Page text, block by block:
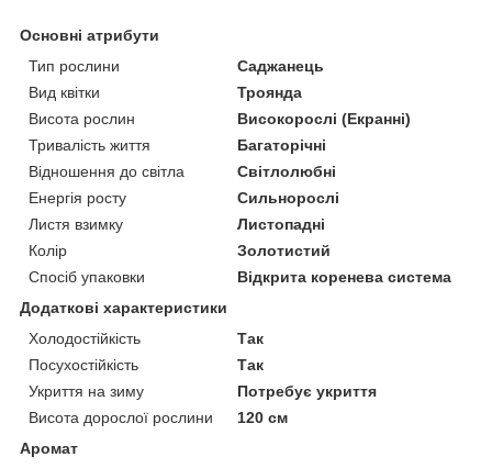
Основні атрибути
Тип рослини
Саджанець
Вид квітки
Троянда
Висота рослин
Високорослі (Екранні)
Тривалість життя
Багаторічні
Відношення до світла
Світлолюбні
Енергія росту
Сильнорослі
Листя взимку
Листопадні
Колір
Золотистий
Спосіб упаковки
Відкрита коренева система
Додаткові характеристики
Холодостійкість
Так
Посухостійкість
Так
Укриття на зиму
Потребує укриття
Висота дорослої рослини
120 см
Аромат